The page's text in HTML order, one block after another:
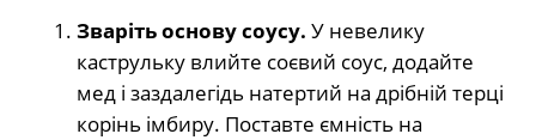
Зваріть основу соусу. У невелику
каструльку влийте соєвий соус, додайте
мед і заздалегідь натертий на дрібній терці
корінь імбиру. Поставте ємність на